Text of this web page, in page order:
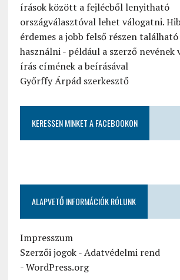
írások között a fejlécből lenyitható
országválasztóval lehet válogatni.
érdemes a jobb felső részen
használni - például a szerző nevének
írás címének a beírásával
Győrffy Árpád szerkesztő
KERESSEN MINKET A FACEBOOKON
ALAPVETŐ INFORMÁCIÓK RÓLUNK
Impresszum
Szerzői jogok-Adatvédelmi rend
-WordPress.org